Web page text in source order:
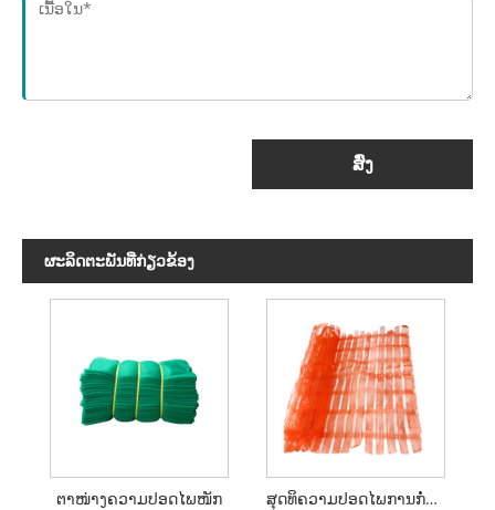
ສົ່ງ
ຜະ​ລິດ​ຕະ​ພັນ​ທີ່​ກ່ຽວ​ຂ້ອງ
ຕາໜ່າງຄວາມປອດໄພໜັກ ສຸດທິຄວາມປອດໄພການກໍ່ສ້າງສໍາລັບອາຄານ